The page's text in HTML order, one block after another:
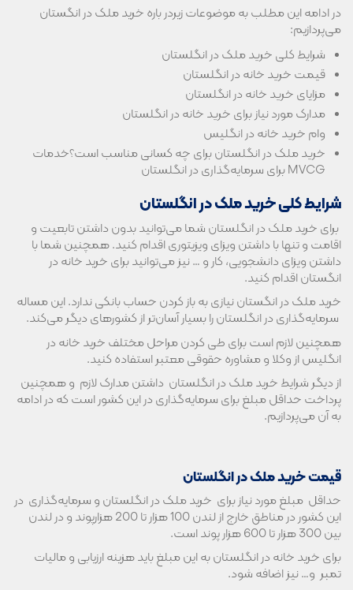
در ادامه این مطلب به موضوعات زیردر باره خرید ملک در انگستان
می‌پردازیم:
شرایط کلی خرید ملک در انگلستان
قیمت خرید خانه در انگلستان
مزایای خرید خانه در انگلستان
مدارک مورد نیاز برای خرید خانه در انگلستان
وام خرید خانه در انگلیس
خرید ملک در انگلستان برای چه ‌کسانی مناسب است؟خدمات
MVCG برای سرمایه‌گذاری در انگلستان
شرایط کلی خرید ملک در انگلستان
برای خرید ملک در انگلستان شما می‌توانید بدون داشتن تابعیت و
اقامت و تنها با داشتن ویزای ویزیتوری اقدام کنید. همچنین شما با
داشتن ویزای دانشجویی، کار و … نیز می‌توانید برای خرید خانه در
انگستان اقدام کنید.
خرید ملک در انگستان نیازی به باز کردن حساب بانکی ندارد. این مساله
سرمایه‌گذاری در انگلستان را بسیار آسان‌تر از کشورهای دیگر می‌کند.
همچنین لازم است برای طی کردن مراحل مختلف خرید خانه در
انگلیس از وکلا و مشاوره حقوقی معتبر استفاده کنید.
از دیگر شرایط خرید ملک در انگلستان داشتن مدارک لازم و همچنین
پرداخت حداقل مبلغ برای سرمایه‌گذاری در این کشور است که در ادامه
به آن می‌پردازیم.
قیمت خرید ملک در انگلستان
حداقل مبلغ مورد نیاز برای خرید ملک در انگلستان و سرمایه‌گذاری در
این کشور در مناطق خارج از لندن 100 هزار تا 200 هزارپوند و در لندن
بین 300 هزار تا 600 هزار پوند است.
برای خرید خانه در انگلستان به این مبلغ باید هزینه‌ ارزیابی و مالیات
تمبر و… نیز اضافه شود.